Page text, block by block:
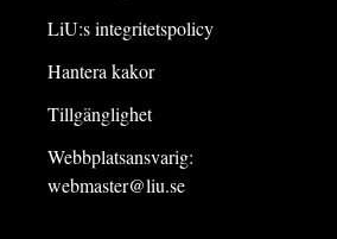
LiU:s integritetspolicy
Hantera kakor
Tillgänglighet
Webbplatsansvarig:
webmaster@liu.se